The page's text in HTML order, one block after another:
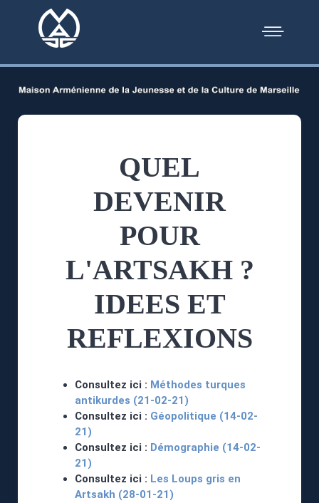
QUEL
DEVENIR
POUR
L'ARTSAKH ?
IDEES ET
REFLEXIONS
Consultez ici : Méthodes turques
antikurdes (21-02-21)
Consultez ici : Géopolitique (14-02-
21)
Consultez ici : Démographie (14-02-
21)
Consultez ici : Les Loups gris en
Artsakh (28-01-21)